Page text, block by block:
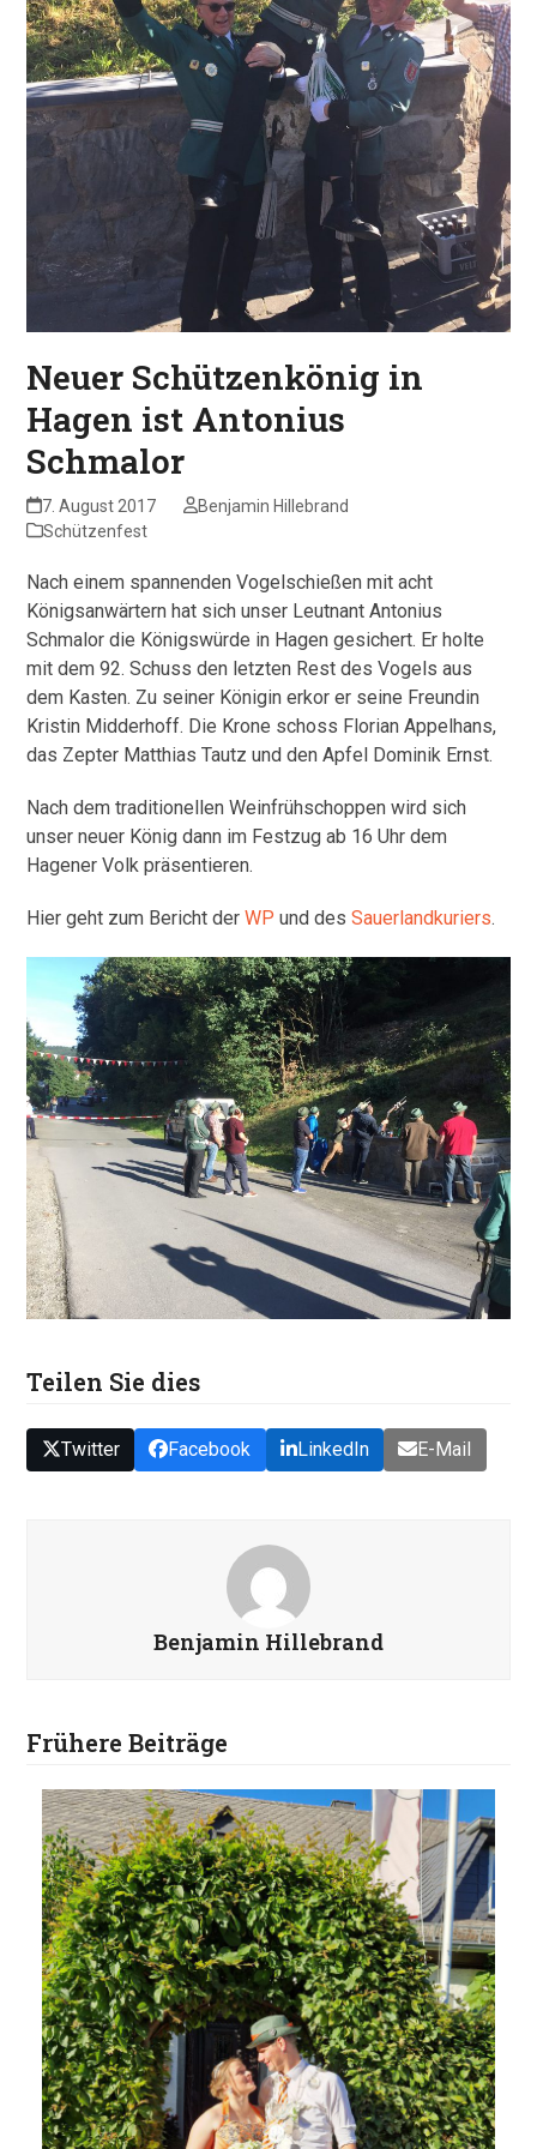
Neuer Schützenkönig in
Hagen ist Antonius
Schmalor
7. August 2017
Benjamin Hillebrand
Schützenfest
Nach einem spannenden Vogelschießen mit acht
Königsanwärtern hat sich unser Leutnant Antonius
Schmalor die Königswürde in Hagen gesichert. Er holte
mit dem 92. Schuss den letzten Rest des Vogels aus
dem Kasten. Zu seiner Königin erkor er seine Freundin
Kristin Midderhoff. Die Krone schoss Florian Appelhans,
das Zepter Matthias Tautz und den Apfel Dominik Ernst.
Nach dem traditionellen Weinfrühschoppen wird sich
unser neuer König dann im Festzug ab 16 Uhr dem
Hagener Volk präsentieren.
Hier geht zum Bericht derWP und desSauerlandkuriers.
Teilen Sie dies
Twitter Facebook LinkedIn E-Mail
Benjamin Hillebrand
Frühere Beiträge